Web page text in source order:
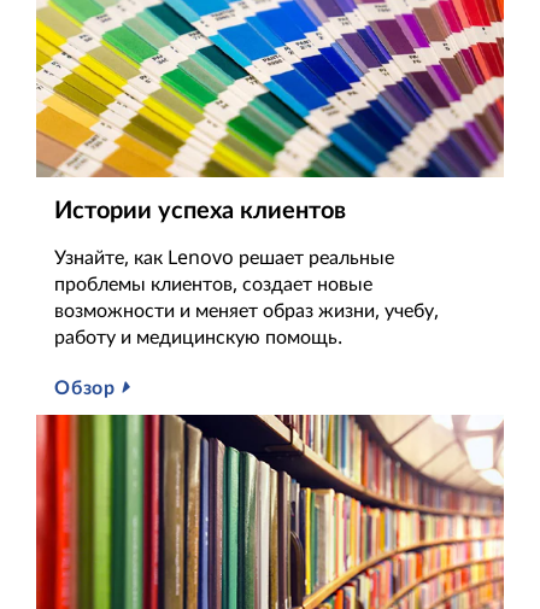
Истории успеха клиентов
Узнайте, как Lenovo решает реальные
проблемы клиентов, создает новые
возможности и меняет образ жизни, учебу,
работу и медицинскую помощь.
Обзор